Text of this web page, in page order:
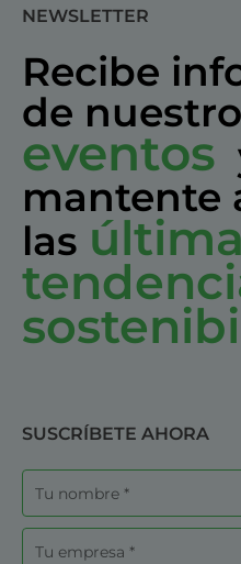
NEWSLETTER
Recibe
de
eventos
mantente
las
SUSCRÍBETE AHORA
Nombre
Empresa